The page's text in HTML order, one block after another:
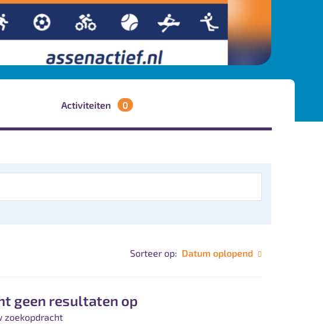
Activiteiten 0
Sorteer op: Datum oplopend
geen resultaten op
zoekopdracht